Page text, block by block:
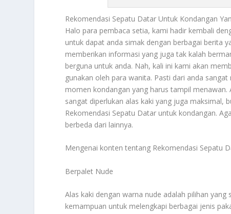
Rekomendasi Sepatu Datar Untuk Kondangan
Halo para pembaca setia, kami hadir kembali
untuk dapat anda simak dengan berbagai berita
memberikan informasi yang juga tak kalah
berguna untuk anda. Nah, kali ini kami akan
gunakan oleh para wanita. Pasti dari anda
momen kondangan yang harus tampil
sangat diperlukan alas kaki yang juga maksimal,
Rekomendasi Sepatu Datar untuk kondangan.
berbeda dari lainnya.
Mengenai konten tentang Rekomendasi Sepatu
Berpalet Nude
Alas kaki dengan warna nude adalah pilihan
kemampuan untuk melengkapi berbagai jenis